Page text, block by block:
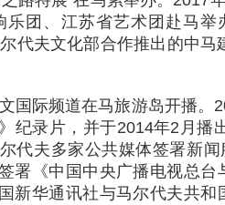
团、江苏省艺术团赴马举
代夫文化部合作推出的中马
国际频道在马旅游岛开播。
纪录片，并于2014年2月播
代夫多家公共媒体签署新
署《中国中央广播电视总台
新华通讯社与马尔代夫共和